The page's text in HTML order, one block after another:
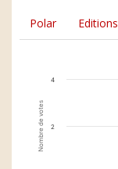
Polar Editions
Nombre de votes 2
4